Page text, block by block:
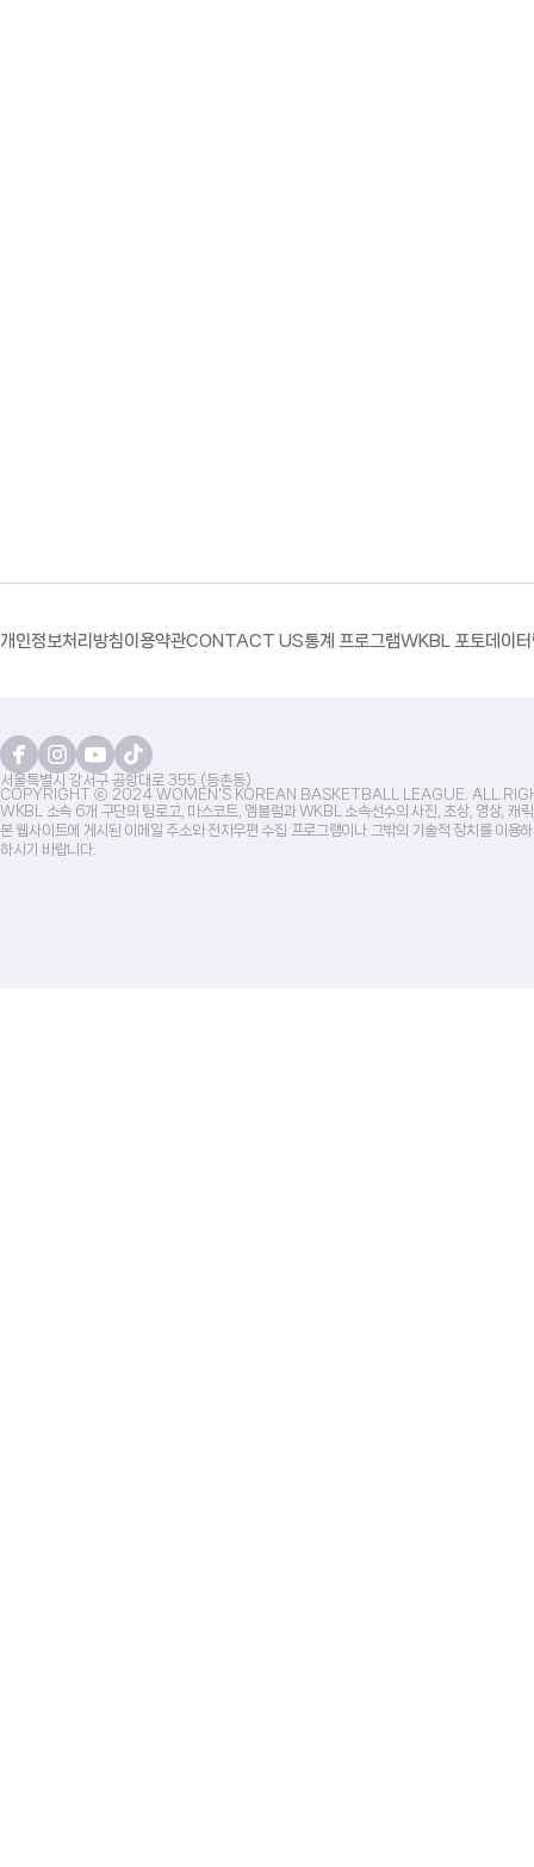
개인정보처리방침이용약관CONTACT US통계 프로그램WKBL 포토데이
서울특별시 강서구 공항대로 355 (등촌동)
COPYRIGHT ⓒ 2024 WOMEN'S KOREAN BASKETBALL LEAGUE. ALL
WKBL 소속 6개 구단의 팀로고, 마스코트, 엠블럼과 WKBL 소속선수의 사진, 초상, 영상, 캐
본 웹사이트에 게시된 이메일 주소와 전자우편 수집 프로그램이나 그밖의 기술적 장치를 이
하시기 바랍니다.